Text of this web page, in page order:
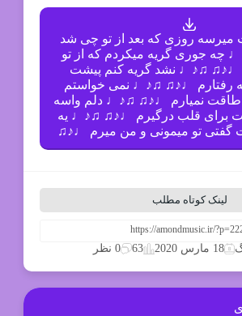
روزی که بعد از تو چی شد
چه جوری گریه میکردم که از تو
♩♪♫ ♫♪♩ نشد گریه کنم پیشت
رفتارم ♩♪♫ ♫♪♩ نمی خواستم
طاقت نمیارم ♩♪♫ ♫♪♩ دلم واسه
برای قلب درگیرم ♩♪♫ ♫♪♩ یه
گفتی تو میمونی و من میرم ♩♪♫
لینک کوتاه مطلب
18 مارس 2020 63 0 نظر